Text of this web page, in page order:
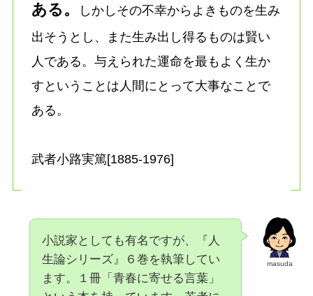
ある。
しかしその不幸からよきものを生み
出そうとし、また生み出し得るものは賢い
人である。与えられた運命を最もよく生か
すということは人間にとって大事なことで
ある。
武者小路実篤[1885-1976]
masuda
小説家としても有名ですが、『人
生論シリーズ』６巻を執筆してい
ます。１冊「青春に寄せる言葉」